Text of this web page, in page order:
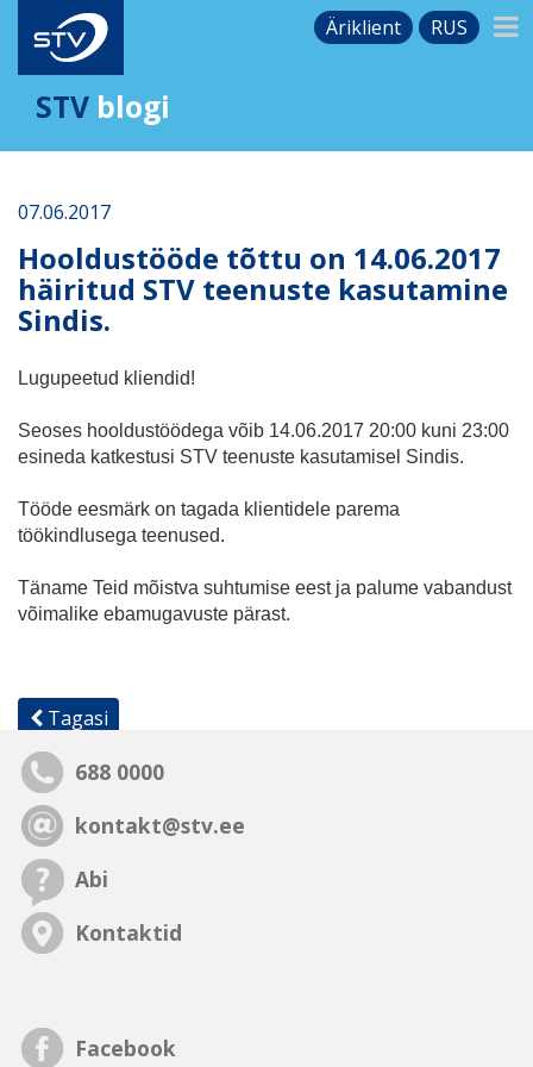
Äriklient RUS
STV blogi
07.06.2017
Hooldustööde tõttu on 14.06.2017
häiritud STV teenuste kasutamine
Sindis.
Lugupeetud kliendid!
Seoses hooldustöödega võib 14.06.2017 20:00 kuni 23:00
esineda katkestusi STV teenuste kasutamisel Sindis.
Tööde eesmärk on tagada klientidele parema
töökindlusega teenused.
Täname Teid mõistva suhtumise eest ja palume vabandust
võimalike ebamugavuste pärast.
Tagasi
688 0000
kontakt@stv.ee
Abi
Kontaktid
Facebook